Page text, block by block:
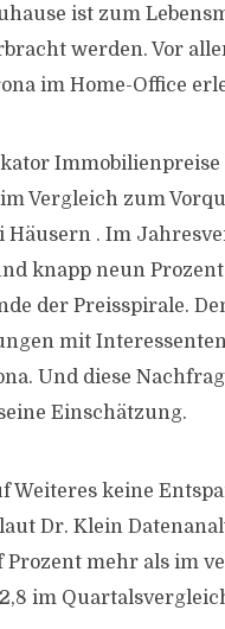
ist zum
werden. Vor
im Home-Office
Immobilienpreise
Vergleich zum
. Im
knapp neun
der Preisspirale.
mit
Und diese
Einschätzung.
Weiteres keine
Dr. Klein
mehr als im
im